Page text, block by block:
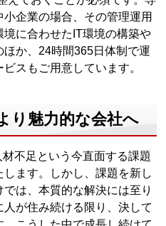
企業の場合、その管理運用
に合わせたIT環境の構築や
か、24時間365日体制で運
スもご用意しています。
り魅力的な会社へ
不足という今直面する課題
ます。しかし、課題を新し
は、本質的な解決には至り
が住み続ける限り、決して